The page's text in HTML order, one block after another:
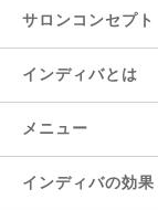
サロンコンセプト
インディバとは
メニュー
インディバの効果